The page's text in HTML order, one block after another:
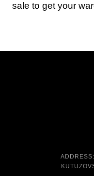
sale to get your